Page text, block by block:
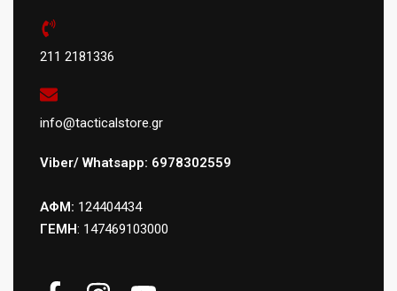
211 2181336
info@tacticalstore.gr
Viber/ Whatsapp: 6978302559
ΑΦΜ: 124404434
ΓΕΜΗ: 147469103000